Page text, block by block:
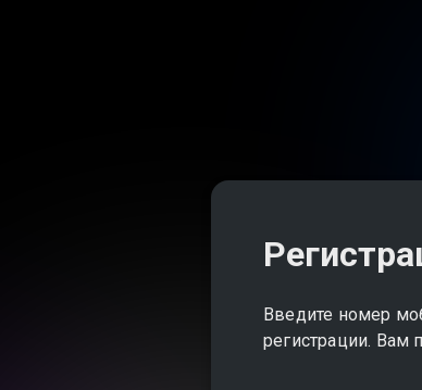
Введите номер
регистрации. Вам